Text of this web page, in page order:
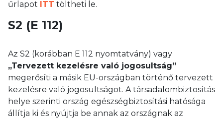
űrlapot ITT töltheti le.
S2 (E 112)
Az S2 (korábban E 112 nyomtatvány) vagy
„Tervezett kezelésre való jogosultság”
megerősíti a másik EU-országban történő tervezett
kezelésre való jogosultságot. A társadalombiztosítás
helye szerinti ország egészségbiztosítási hatósága
állítja ki és nyújtja be annak az országnak az